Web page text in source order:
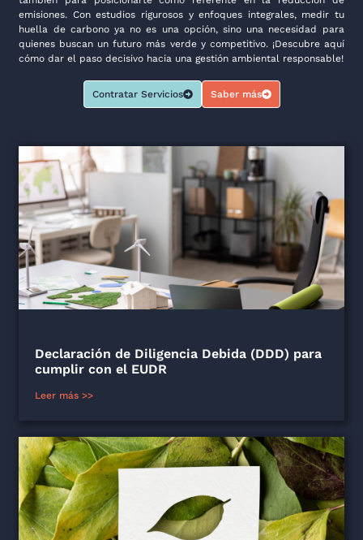
emisiones. Con estudios rigurosos y enfoques integrales, medir tu
huella de carbono ya no es una opción, sino una necesidad para
quienes buscan un futuro más verde y competitivo. ¡Descubre aquí
cómo dar el paso decisivo hacia una gestión ambiental responsable!
Contratar Servicios Saber más
Declaración de Diligencia Debida (DDD) para
cumplir con el EUDR
Leer más >>